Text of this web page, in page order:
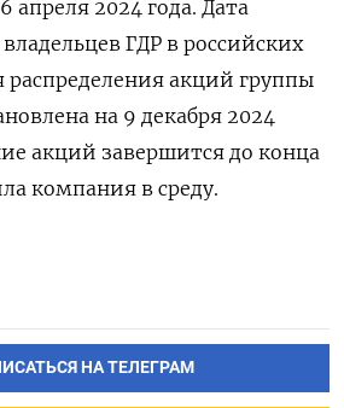
апреля 2024 года. Дата
ГДР в российских
распределения акций группы
на 9 декабря 2024
акций завершится до конца
компания в среду.
НА ТЕЛЕГРАМ